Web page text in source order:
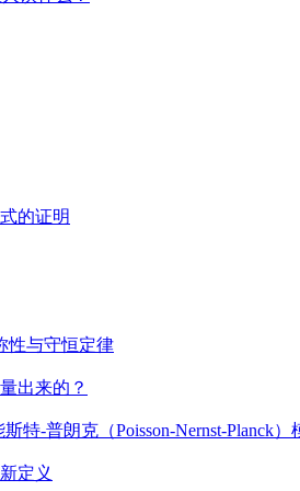
的证明
性与守恒定律
出来的？
特-普朗克（Poisson-Nernst-Planck）
定义